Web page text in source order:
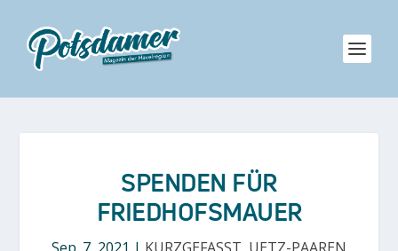
SPENDEN FÜR
FRIEDHOFSMAUER